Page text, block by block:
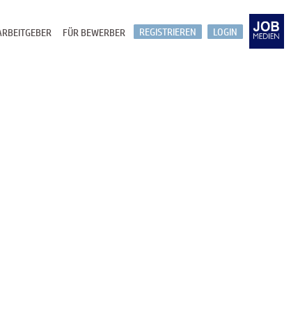
LOGIN
REGISTRIEREN
FÜR BEWERBER